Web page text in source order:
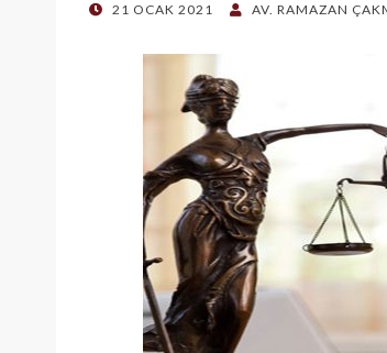
POSTED
21 OCAK 2021 AV. RAMAZAN